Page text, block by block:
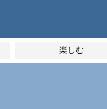
楽しむ